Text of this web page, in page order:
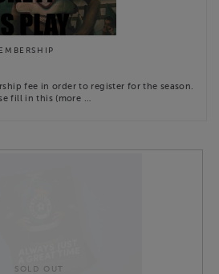
fee in order to register for the season.
fill in this (more …
SOLD OUT